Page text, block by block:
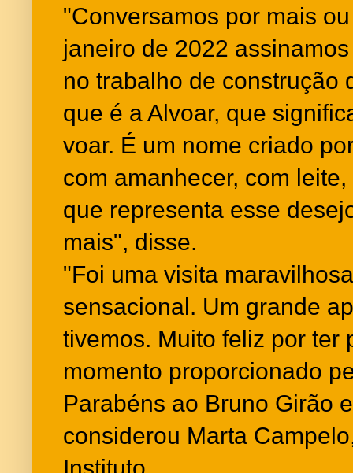
"Conversamos por mais
janeiro de 2022
no trabalho de construção
que é a Alvoar, que
voar. É um nome criado
com amanhecer, com
que representa esse
mais", disse.
"Foi uma visita
sensacional. Um grande
tivemos. Muito feliz por ter
momento proporcionado
Parabéns ao Bruno Girão
considerou Marta
Instituto.